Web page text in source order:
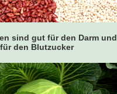
sind gut für den Darm und
den Blutzucker